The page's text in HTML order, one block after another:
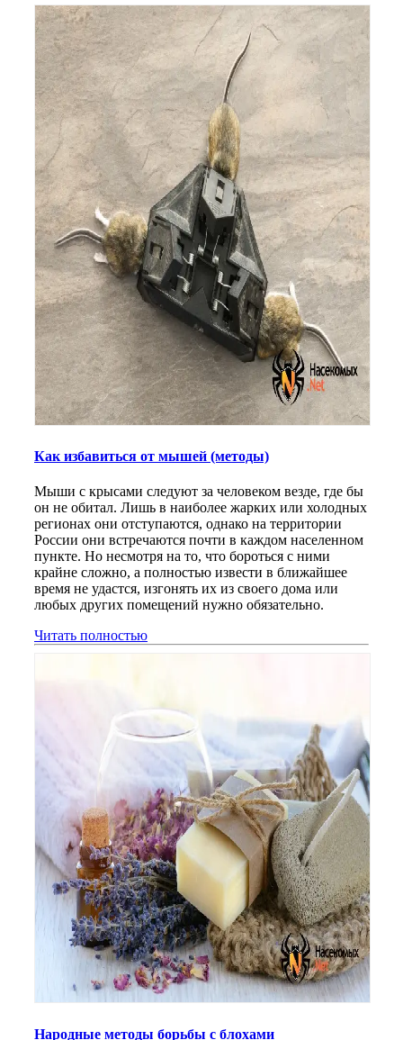
Как избавиться от мышей (методы)
Мыши с крысами следуют за человеком везде, где бы
он не обитал. Лишь в наиболее жарких или холодных
регионах они отступаются, однако на территории
России они встречаются почти в каждом населенном
пункте. Но несмотря на то, что бороться с ними
крайне сложно, а полностью извести в ближайшее
время не удастся, изгонять их из своего дома или
любых других помещений нужно обязательно.
Читать полностью
Народные методы борьбы с блохами